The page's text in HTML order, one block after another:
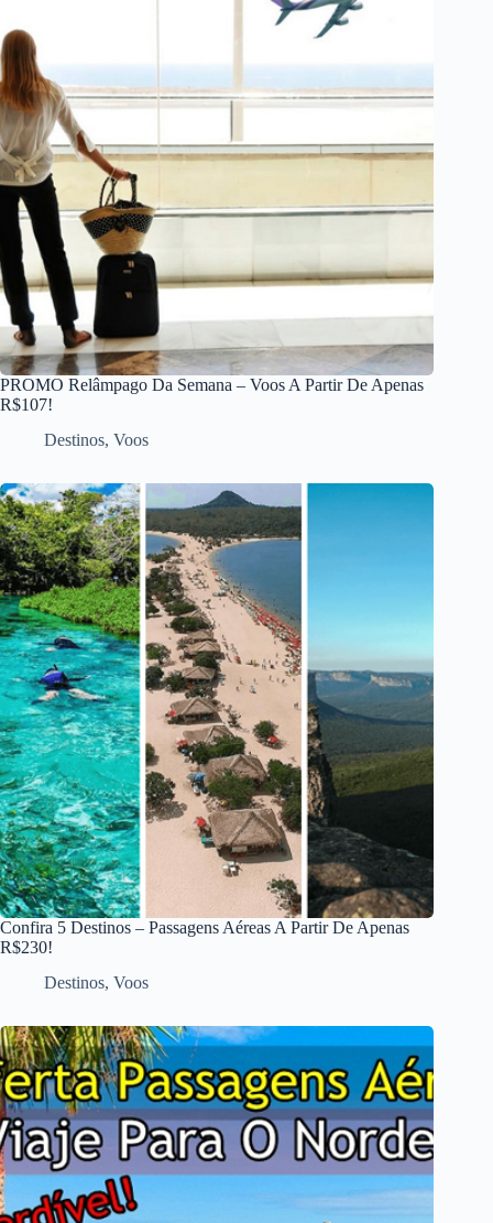
PROMO Relâmpago Da Semana – Voos A Partir De Apenas
R$107!
Destinos, Voos
Confira 5 Destinos – Passagens Aéreas A Partir De Apenas
R$230!
Destinos, Voos